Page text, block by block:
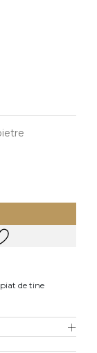
Vezi toate
de tine